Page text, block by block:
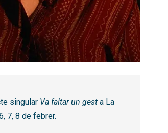
singular Va faltar un gest a La
7, 8 de febrer.